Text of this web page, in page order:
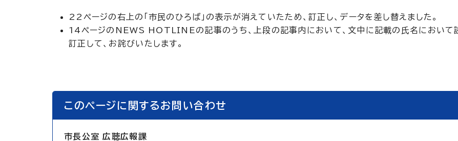
22ページの右上の「市民のひろば」の表示が消えていたため、訂正し、データを差し替えました。
14ページのNEWS HOTLINEの記事のうち、上段の記事内において、文中に記載の氏名において読
訂正して、お詫びいたします。
このページに関するお問い合わせ
市長公室 広聴広報課